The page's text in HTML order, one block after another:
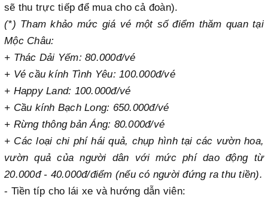
sẽ thu trực tiếp để mua cho cả đoàn).
(*) Tham khảo mức giá vé một số điểm thăm quan tại
Mộc Châu:
+ Thác Dải Yếm: 80.000đ/vé
+ Vé cầu kính Tình Yêu: 100.000đ/vé
+ Happy Land: 100.000đ/vé
+ Cầu kính Bạch Long: 650.000đ/vé
+ Rừng thông bản Áng: 80.000đ/vé
+ Các loại chi phí hái quả, chụp hình tại các vườn hoa,
vườn quả của người dân với mức phí dao động từ
20.000đ - 40.000đ/điểm (nếu có người đứng ra thu tiền).
- Tiền típ cho lái xe và hướng dẫn viên: